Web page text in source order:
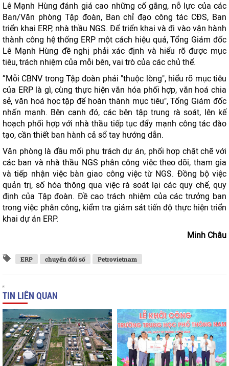
Lê Mạnh Hùng đánh giá cao những cố gắng, nỗ lực của các
Ban/Văn phòng Tập đoàn, Ban chỉ đạo công tác CĐS, Ban
triển khai ERP, nhà thầu NGS. Để triển khai và đi vào vận hành
thành công hệ thống ERP một cách hiệu quả, Tổng Giám đốc
Lê Mạnh Hùng đề nghị phải xác định và hiểu rõ được mục
tiêu, trách nhiệm của mỗi bên, vai trò của các chủ thể.
“Mỗi CBNV trong Tập đoàn phải "thuộc lòng", hiểu rõ mục tiêu
của ERP là gì, cùng thực hiện văn hóa phối hợp, văn hoá chia
sẻ, văn hoá học tập để hoàn thành mục tiêu", Tổng Giám đốc
nhấn mạnh. Bên cạnh đó, các bên tập trung rà soát, lên kế
hoạch phối hợp với nhà thầu tiếp tục đẩy mạnh công tác đào
tạo, cần thiết ban hành cả sổ tay hướng dẫn.
Văn phòng là đầu mối phụ trách dự án, phối hợp chặt chẽ với
các ban và nhà thầu NGS phân công việc theo dõi, tham gia
và tiếp nhận việc bàn giao công việc từ NGS. Đồng bộ việc
quản trị, số hóa thông qua việc rà soát lại các quy chế, quy
định của Tập đoàn. Đề cao trách nhiệm của các trưởng ban
trong việc phân công, kiểm tra giám sát tiến độ thực hiện triển
khai dự án ERP.
Minh Châu
ERP chuyển đổi số Petrovietnam
TIN LIÊN QUAN